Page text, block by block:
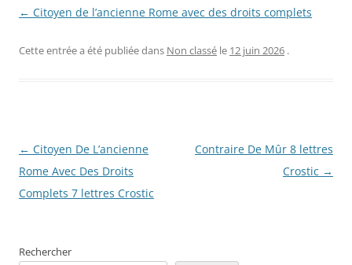
← Citoyen de l’ancienne Rome avec des droits complets
Cette entrée a été publiée dans Non classé le 12 juin 2026 .
Navigation
des
articles
← Citoyen De L’ancienne
Rome Avec Des Droits
Complets 7 lettres Crostic
Contraire De Mûr 8 lettres
Crostic →
Rechercher